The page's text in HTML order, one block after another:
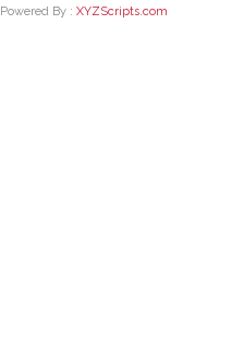
Powered By : XYZScripts.com